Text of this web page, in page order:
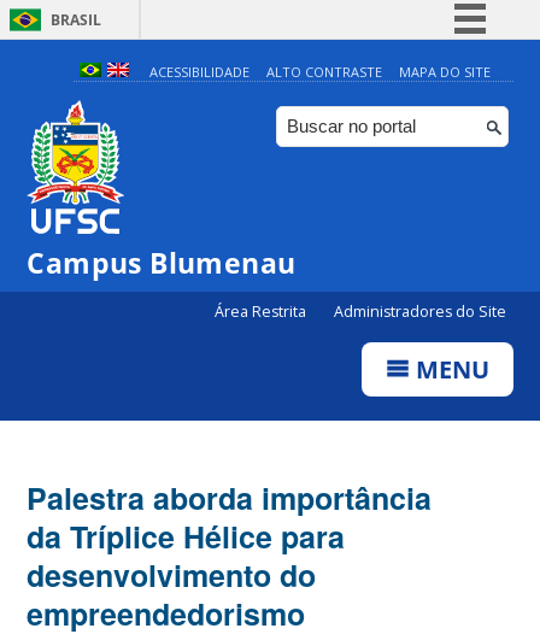
BRASIL
Simplifique!
Comunica BR
Participe
ACESSIBILIDADE ALTO CONTRASTE MAPA DO SITE
Campus Blumenau
Área Restrita Administradores do Site
MENU
Palestra aborda importância
da Tríplice Hélice para
desenvolvimento do
empreendedorismo